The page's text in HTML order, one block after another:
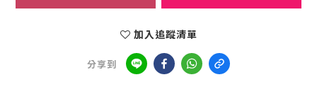
加入追蹤清單
分享到